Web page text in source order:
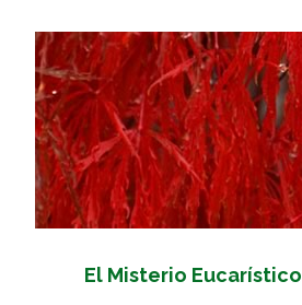
El Misterio Eucarístico